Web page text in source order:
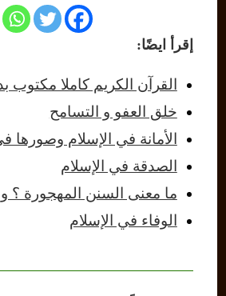
إقرأ ايضًا:
القرآن الكريم كاملا
خلق العفو و التسامح
الأمانة في الإسلام وصورها
الصدقة في الإسلام
ما معنى السنن المهجورة ؟
الوفاء في الإسلام